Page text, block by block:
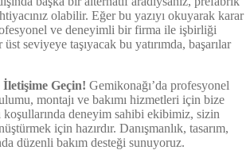
olabilir. Eğer bu yazıyı okuyarak karar
ve deneyimli bir firma ile işbirliği
üst seviyeye taşıyacak bu yatırımda, başarılar
Geçin! Gemikonağı’da profesyonel
montajı ve bakımı hizmetleri için bize
koşullarında deneyim sahibi ekibimiz, sizin
için hazırdır. Danışmanlık, tasarım,
düzenli bakım desteği sunuyoruz.